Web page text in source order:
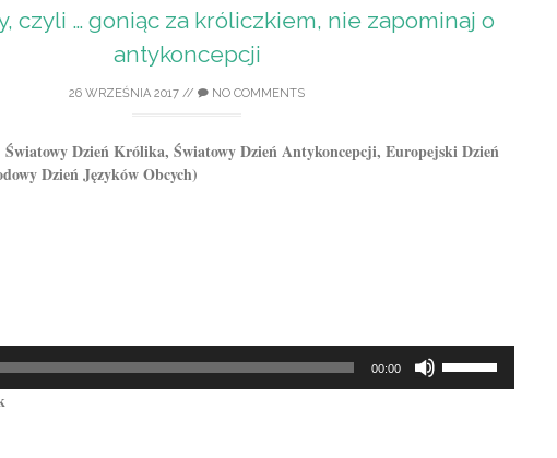
czyli … goniąc za króliczkiem, nie zapominaj o
antykoncepcji
26 WRZEŚNIA 2017 // NO COMMENTS
Światowy Dzień Królika, Światowy Dzień Antykoncepcji, Europejski Dzień
Dzień Języków Obcych)
00:00